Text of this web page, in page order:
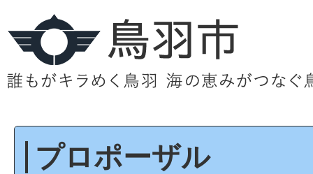
プロポーザル